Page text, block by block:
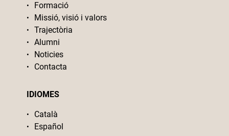
Formació
Missió, visió i valors
Trajectòria
Alumni
Noticies
Contacta
IDIOMES
Català
Español